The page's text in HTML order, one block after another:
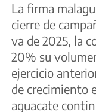
La firma
cierre de
va de 2025, la
20% su
ejercicio
de crecimiento
aguacate